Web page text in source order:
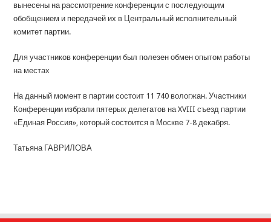
вынесены на рассмотрение конференции с последующим
обобщением и передачей их в Центральный исполнительный
комитет партии.
Для участников конференции был полезен обмен опытом работы
на местах
На данный момент в партии состоит 11 740 вологжан. Участники
Конференции избрали пятерых делегатов на XVIII съезд партии
«Единая Россия», который состоится в Москве 7-8 декабря.
Татьяна ГАВРИЛОВА